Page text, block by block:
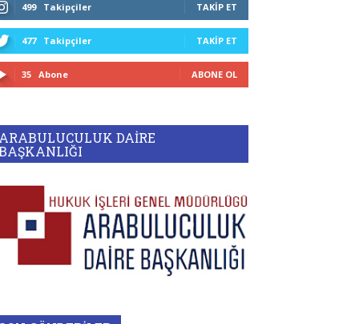
499 Takipçiler TAKIP ET
477 Takipçiler TAKIP ET
35 Abone ABONE OL
DAİRE